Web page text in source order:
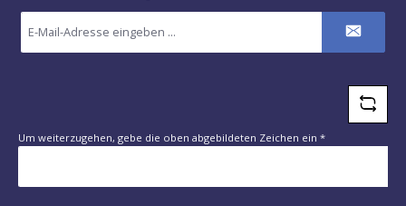
E-
Mail-
Um weiterzugehen, gebe die oben abgebildeten Zeichen ein *